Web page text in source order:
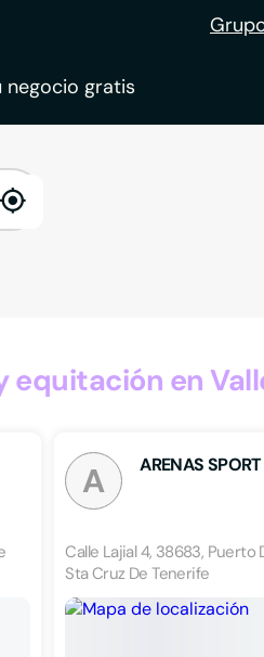
negocio gratis
enable
en
A ARENAS SPORT
Calle Lajial 4, 38683, Puerto
Sta Cruz De Tenerife